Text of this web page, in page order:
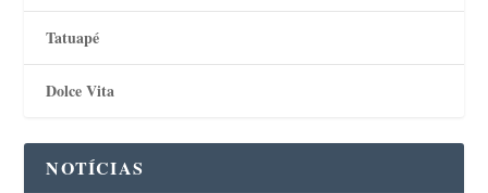
Tatuapé
Dolce Vita
NOTÍCIAS